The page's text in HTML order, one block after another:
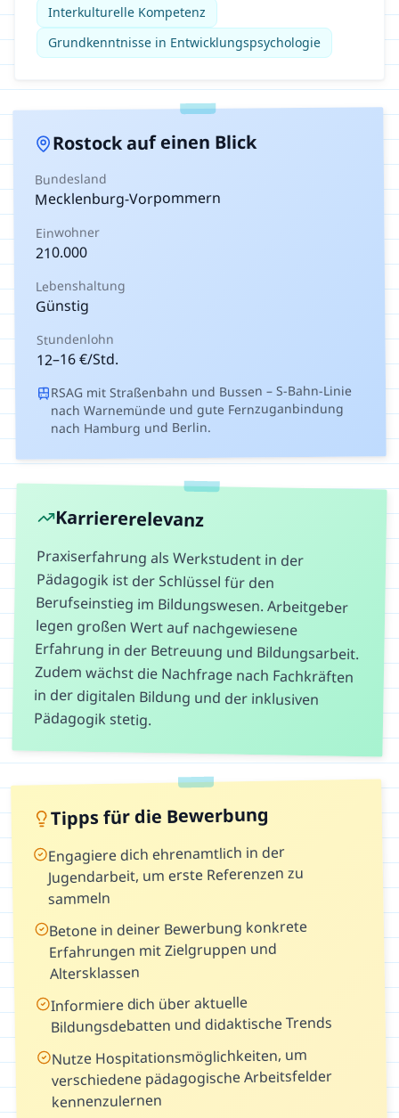
Interkulturelle Kompetenz
Grundkenntnisse in Entwicklungspsychologie
Rostockauf einen Blick
Bundesland
Mecklenburg-Vorpommern
Einwohner
210.000
Lebenshaltung
Günstig
Stundenlohn
12–16€/Std.
RSAG mit Straßenbahn und Bussen – S-Bahn-Linie
nach Warnemünde und gute Fernzuganbindung
nach Hamburg und Berlin.
Karriererelevanz
Praxiserfahrung als Werkstudent in der
Pädagogik ist der Schlüssel für den
Berufseinstieg im Bildungswesen. Arbeitgeber
legen großen Wert auf nachgewiesene
Erfahrung in der Betreuung und Bildungsarbeit.
Zudem wächst die Nachfrage nach Fachkräften
in der digitalen Bildung und der inklusiven
Pädagogik stetig.
Tipps für die Bewerbung
Engagiere dich ehrenamtlich in der
Jugendarbeit, um erste Referenzen zu
sammeln
Betone in deiner Bewerbung konkrete
Erfahrungen mit Zielgruppen und
Altersklassen
Informiere dich über aktuelle
Bildungsdebatten und didaktische Trends
Nutze Hospitationsmöglichkeiten, um
verschiedene pädagogische Arbeitsfelder
kennenzulernen